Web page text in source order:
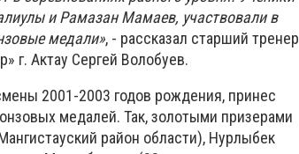
и Рамазан Мамаев, участвовали в
медали», - рассказал старший тренер
г. Актау Сергей Волобуев.
2001-2003 годов рождения, принес
медалей. Так, золотыми призерами
район области), Нурлыбек